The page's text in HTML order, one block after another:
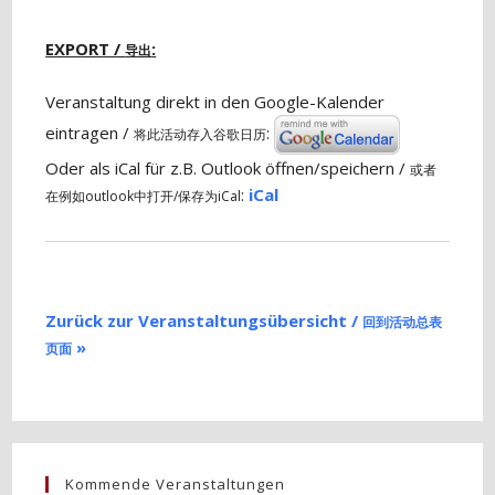
EXPORT /导出:
Veranstaltung direkt in den Google-Kalender
eintragen /将此活动存入谷歌日历:
Oder als iCal für z.B. Outlook öffnen/speichern /或者
在例如outlook中打开/保存为iCal: iCal
Zurück zur Veranstaltungsübersicht / 回到活动总表
页面 »
Kommende Veranstaltungen